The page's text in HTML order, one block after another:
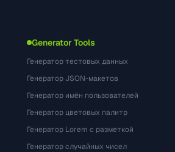
Generator Tools
Генератор тестовых данных
Генератор JSON-макетов
Генератор имён пользователей
Генератор цветовых палитр
Генератор Lorem с разметкой
Генератор случайных чисел